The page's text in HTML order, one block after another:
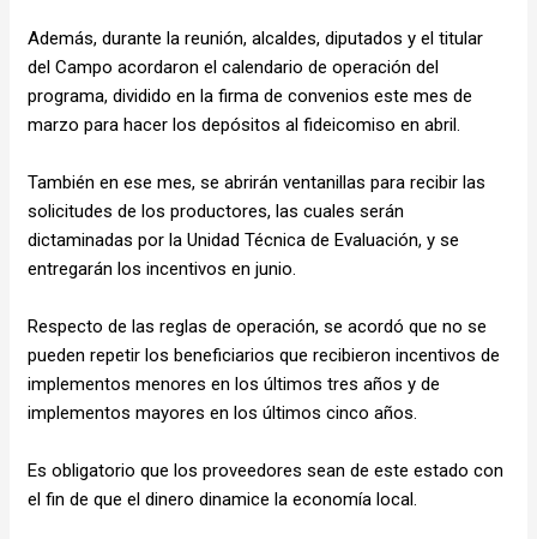
Además, durante la reunión, alcaldes, diputados y el titular
del Campo acordaron el calendario de operación del
programa, dividido en la firma de convenios este mes de
marzo para hacer los depósitos al fideicomiso en abril.
También en ese mes, se abrirán ventanillas para recibir las
solicitudes de los productores, las cuales serán
dictaminadas por la Unidad Técnica de Evaluación, y se
entregarán los incentivos en junio.
Respecto de las reglas de operación, se acordó que no se
pueden repetir los beneficiarios que recibieron incentivos de
implementos menores en los últimos tres años y de
implementos mayores en los últimos cinco años.
Es obligatorio que los proveedores sean de este estado con
el fin de que el dinero dinamice la economía local.